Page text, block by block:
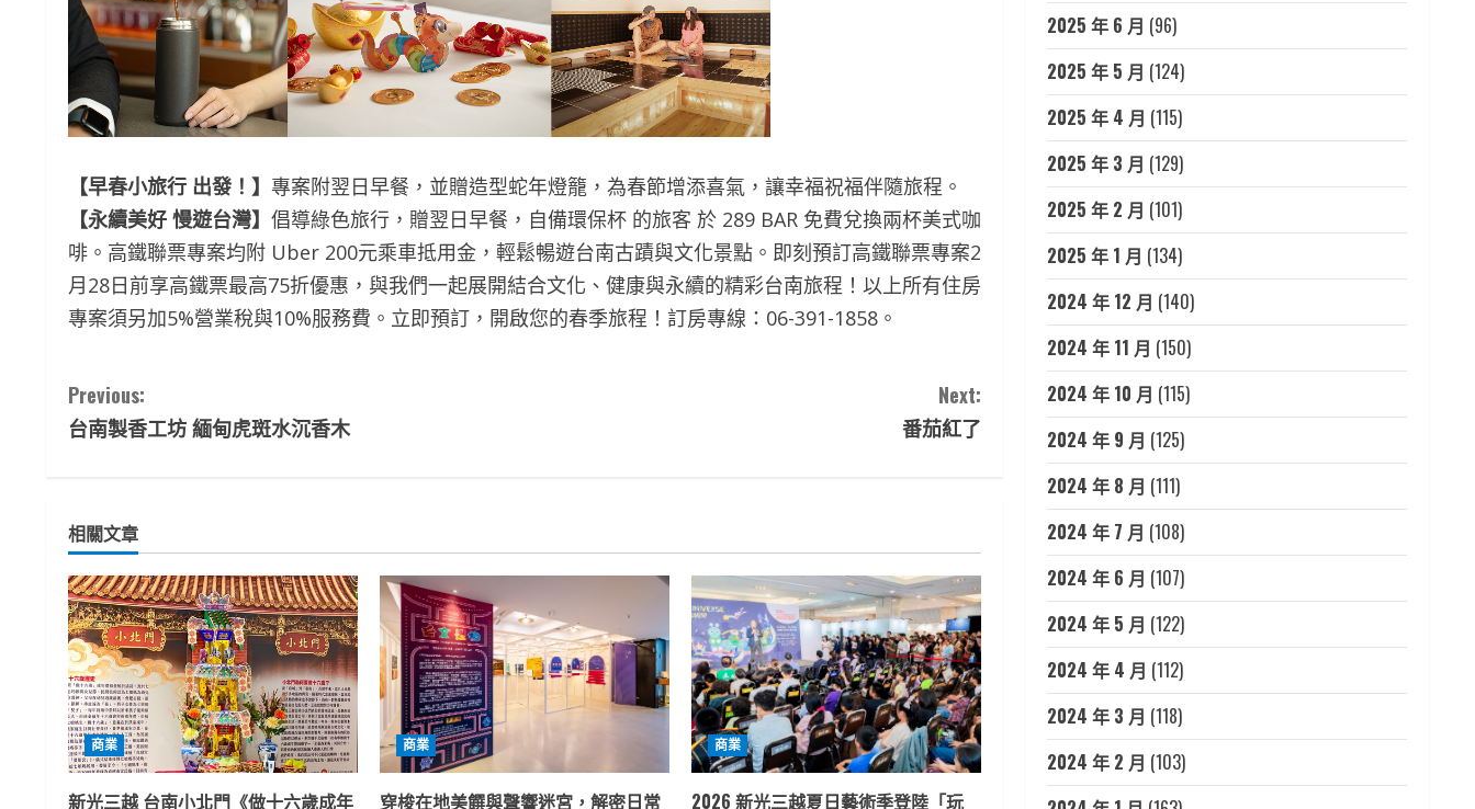
【早春小旅行 出發！】 專案附翌日早餐，並贈造型蛇年燈籠，為春節增添喜氣，讓幸福祝福伴隨旅程。
【永續美好 慢遊台灣】 倡導綠色旅行，贈翌日早餐，自備環保杯 的旅客 於 289 BAR 免費兌換兩杯美式咖
啡。高鐵聯票專案均附 Uber 200元乘車抵用金，輕鬆暢遊台南古蹟與文化景點。即刻預訂高鐵聯票專案2
月28日前享高鐵票最高75折優惠，與我們一起展開結合文化、健康與永續的精彩台南旅程！以上所有住房
專案須另加5%營業稅與10%服務費。立即預訂，開啟您的春季旅程！訂房專線：06-391-1858。
C
o
t
i
n
u
e
R
Previous:
台南製香工坊 緬甸虎斑水沉香木
Next:
番茄紅了
相關文章
商業
新光三越 台南小北門《做十六歲成年
商業
穿梭在地美饌與聲響迷宮，解密日常
商業
2026 新光三越夏日藝術季登陸「玩
2025 年 6 月 (96)
2025 年 5 月 (124)
2025 年 4 月 (115)
2025 年 3 月 (129)
2025 年 2 月 (101)
2025 年 1 月 (134)
2024 年 12 月 (140)
2024 年 11 月 (150)
2024 年 10 月 (115)
2024 年 9 月 (125)
2024 年 8 月 (111)
2024 年 7 月 (108)
2024 年 6 月 (107)
2024 年 5 月 (122)
2024 年 4 月 (112)
2024 年 3 月 (118)
2024 年 2 月 (103)